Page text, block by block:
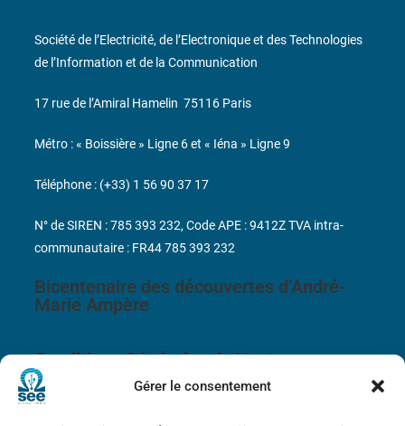
Gérer le consentement
Bicentenaire des découvertes d’André-
Marie Ampère
Conditions Générales de Vente
Société de l’Electricité, de l’Electronique et des Technologies
de l’Information et de la Communication
17 rue de l’Amiral Hamelin 75116 Paris
Métro : « Boissière » Ligne 6 et « Iéna » Ligne 9
Téléphone : (+33) 1 56 90 37 17
N° de SIREN : 785 393 232, Code APE : 9412Z TVA intra-
communautaire : FR44 785 393 232